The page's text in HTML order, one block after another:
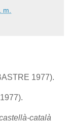
m.
1977).
català